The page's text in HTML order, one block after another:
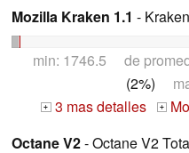
Mozilla Kraken 1.1 -
min: 1746.5 de
(2%)
+ 3 mas detalles +
Octane V2- Octane V2